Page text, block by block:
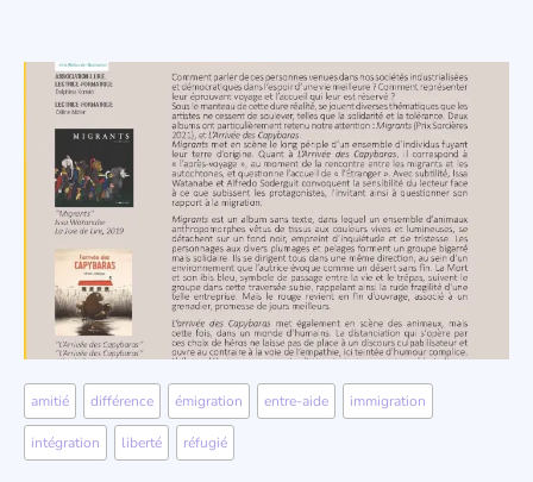
amitié différence émigration entre-aide immigration
intégration liberté réfugié